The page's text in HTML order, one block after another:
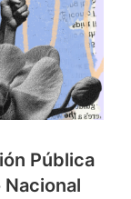
Pública